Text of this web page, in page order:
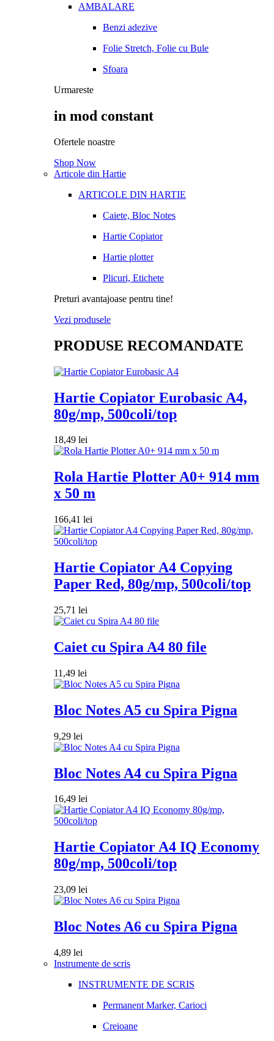
AMBALARE
Benzi adezive
Folie Stretch, Folie cu Bule
Sfoara
Urmareste
in mod constant
Ofertele noastre
Shop Now
Articole din Hartie
ARTICOLE DIN HARTIE
Caiete, Bloc Notes
Hartie Copiator
Hartie plotter
Plicuri, Etichete
Preturi avantajoase pentru tine!
Vezi produsele
PRODUSE RECOMANDATE
Hartie Copiator Eurobasic A4,
80g/mp, 500coli/top
18,49 lei
Rola Hartie Plotter A0+ 914 mm
x 50 m
166,41 lei
Hartie Copiator A4 Copying
Paper Red, 80g/mp, 500coli/top
25,71 lei
Caiet cu Spira A4 80 file
11,49 lei
Bloc Notes A5 cu Spira Pigna
9,29 lei
Bloc Notes A4 cu Spira Pigna
16,49 lei
Hartie Copiator A4 IQ Economy
80g/mp, 500coli/top
23,09 lei
Bloc Notes A6 cu Spira Pigna
4,89 lei
Instrumente de scris
INSTRUMENTE DE SCRIS
Permanent Marker, Carioci
Creioane